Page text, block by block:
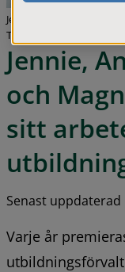
Jennie Bylander, Anette
Totta och Magnus
Jennie,
och
sitt
Senast uppdaterad
Varje år